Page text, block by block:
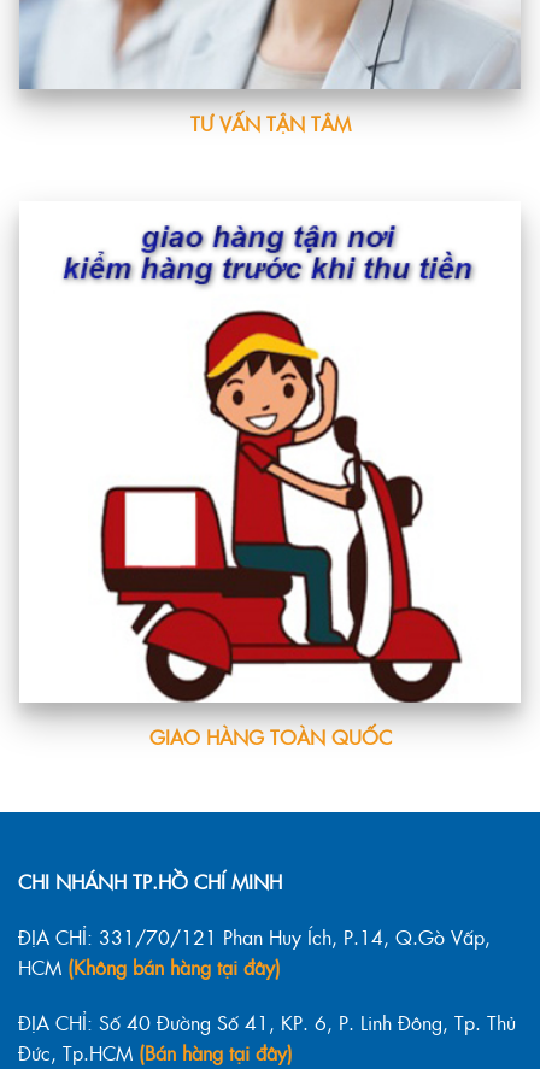
TƯ VẤN TẬN TÂM
GIAO HÀNG TOÀN QUỐC
CHI NHÁNH TP.HỒ CHÍ MINH
ĐỊA CHỈ: 331/70/121 Phan Huy Ích, P.14, Q.Gò Vấp,
HCM (Không bán hàng tại đây)
ĐỊA CHỈ: Số 40 Đường Số 41, KP. 6, P. Linh Đông, Tp. Thủ
Đức, Tp.HCM (Bán hàng tại đây)